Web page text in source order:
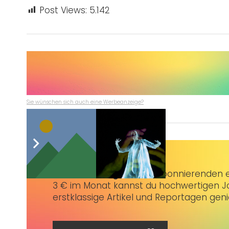
Post Views: 5.142
Sie wünschen sich auch eine Werbeanzeige?
Taubenschlag+bietet Abonnierenden
3 € im Monat kannst du hochwertigen
erstklassige Artikel und Reportagen